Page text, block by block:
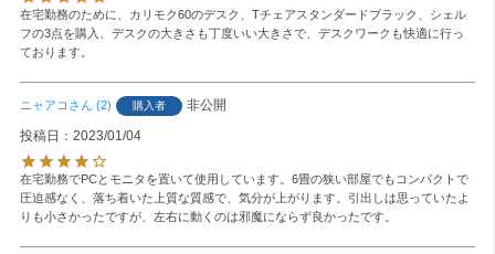
在宅勤務のために、カリモク60のデスク、Tチェアスタンダードブラック、シェル
フの3点を購入、デスクの大きさも丁度いい大きさで、デスクワークも快適に行っ
ております。
ニャアコ 2 購入者
非公開
投稿日
2023/01/04
在宅勤務でPCとモニタを置いて使用しています。6畳の狭い部屋でもコンパクトで
圧迫感なく、落ち着いた上質な質感で、気分が上がります。引出しは思っていたよ
りも小さかったですが、左右に動くのは邪魔にならず良かったです。